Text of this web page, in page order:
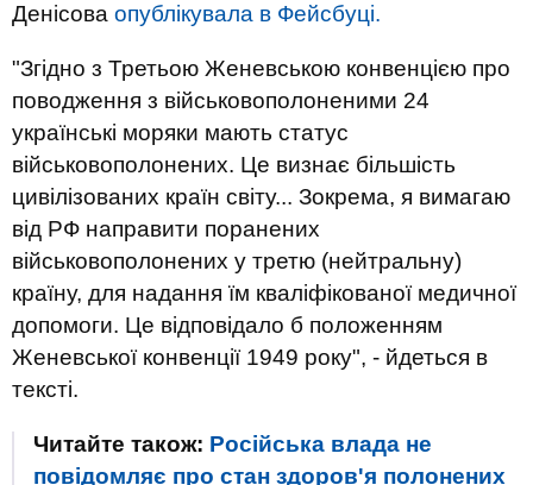
Денісова опублікувала в Фейсбуці.
"Згідно з Третьою Женевською конвенцією про
поводження з військовополоненими 24
українські моряки мають статус
військовополонених. Це визнає більшість
цивілізованих країн світу... Зокрема, я вимагаю
від РФ направити поранених
військовополонених у третю (нейтральну)
країну, для надання їм кваліфікованої медичної
допомоги. Це відповідало б положенням
Женевської конвенції 1949 року", - йдеться в
тексті.
Читайте також: Російська влада не
повідомляє про стан здоров'я полонених